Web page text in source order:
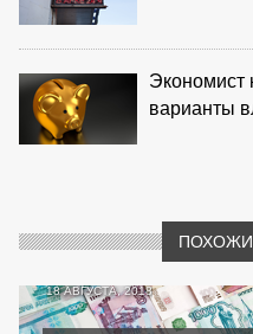
Экономист
варианты
18 АВГУСТА, 2018